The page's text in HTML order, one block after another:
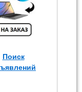
Поиск